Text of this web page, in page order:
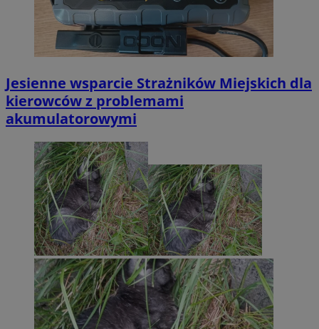
Jesienne wsparcie Strażników Miejskich dla
kierowców z problemami
akumulatorowymi